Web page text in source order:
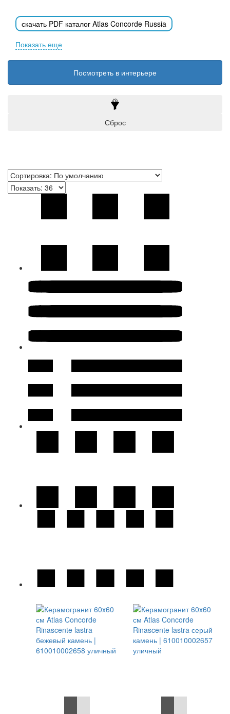
скачать PDF каталог Atlas Concorde Russia
60х120 Clay Grey Ivory Pearl
Показать еще
Посмотреть в интерьере
Сброс